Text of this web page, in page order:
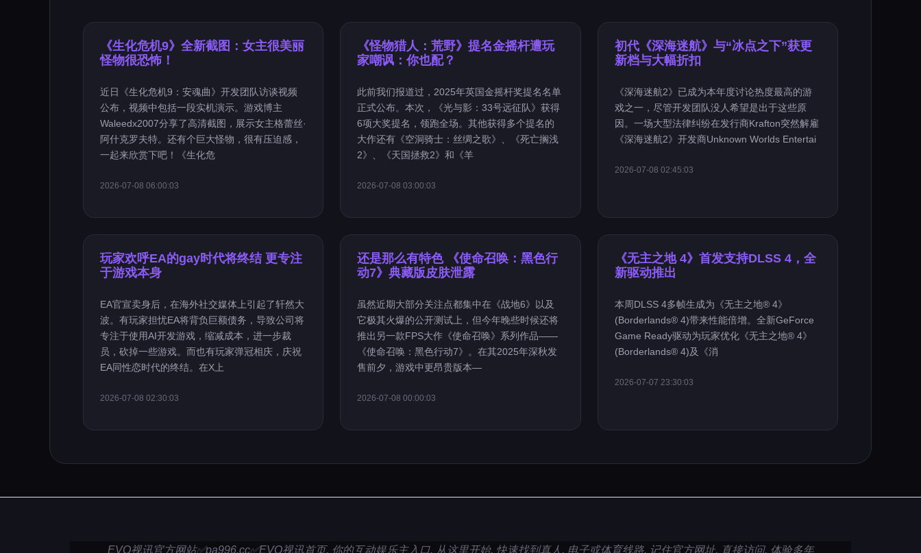
《生化危机9》全新截图：女主很美丽
怪物很恐怖！
近日《生化危机9：安魂曲》开发团队访谈视频
公布，视频中包括一段实机演示。游戏博主
Waleedx2007分享了高清截图，展示女主格蕾丝·
阿什克罗夫特。还有个巨大怪物，很有压迫感，
一起来欣赏下吧！《生化危
2026-07-08 06:00:03
《怪物猎人：荒野》提名金摇杆遭玩
家嘲讽：你也配？
此前我们报道过，2025年英国金摇杆奖提名名单
正式公布。本次，《光与影：33号远征队》获得
6项大奖提名，领跑全场。其他获得多个提名的
大作还有《空洞骑士：丝绸之歌》、《死亡搁浅
2》、《天国拯救2》和《羊
2026-07-08 03:00:03
初代《深海迷航》与“冰点之下”获更
新档与大幅折扣
《深海迷航2》已成为本年度讨论热度最高的游
戏之一，尽管开发团队没人希望是出于这些原
因。一场大型法律纠纷在发行商Krafton突然解雇
《深海迷航2》开发商Unknown Worlds Entertai
2026-07-08 02:45:03
玩家欢呼EA的gay时代将终结 更专注
于游戏本身
EA官宣卖身后，在海外社交媒体上引起了轩然大
波。有玩家担忧EA将背负巨额债务，导致公司将
专注于使用AI开发游戏，缩减成本，进一步裁
员，砍掉一些游戏。而也有玩家弹冠相庆，庆祝
EA同性恋时代的终结。在X上
2026-07-08 02:30:03
还是那么有特色 《使命召唤：黑色行
动7》典藏版皮肤泄露
虽然近期大部分关注点都集中在《战地6》以及
它极其火爆的公开测试上，但今年晚些时候还将
推出另一款FPS大作《使命召唤》系列作品——
《使命召唤：黑色行动7》。在其2025年深秋发
售前夕，游戏中更昂贵版本—
2026-07-08 00:00:03
《无主之地 4》首发支持DLSS 4，全
新驱动推出
本周DLSS 4多帧生成为《无主之地® 4》
(Borderlands® 4)带来性能倍增。全新GeForce
Game Ready驱动为玩家优化《无主之地® 4》
(Borderlands® 4)及《消
2026-07-07 23:30:03
EVO视讯官方网站✅pa996.cc✅EVO视讯首页, 你的互动娱乐主入口. 从这里开始, 快速找到真人, 电子或体育线路. 记住官方网址, 直接访问, 体验多年